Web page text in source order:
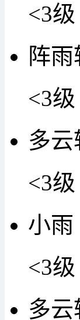
<3级
阵
<3级
多云
<3级
小雨
<3级
多云